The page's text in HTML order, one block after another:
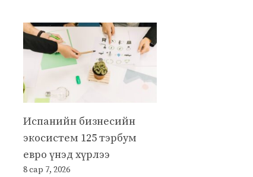
Испанийн бизнесийн
экосистем 125 тэрбум
евро үнэд хүрлээ
8 сар 7, 2026